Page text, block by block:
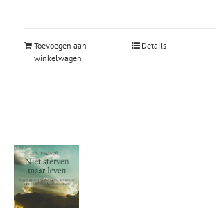
Toevoegen aan
winkelwagen
Details